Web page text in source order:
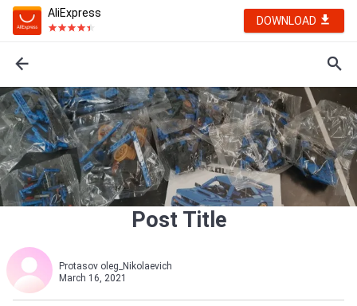
AliExpress
DOWNLOAD
Post Title
Protasov oleg_Nikolaevich
March 16, 2021